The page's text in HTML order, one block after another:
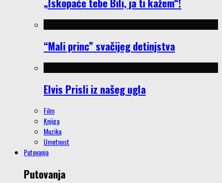
“Mali princ” svačijeg detinjstva
Elvis Prisli iz našeg ugla
Film
Knjiga
Muzika
Umetnost
Putovanja
Putovanja